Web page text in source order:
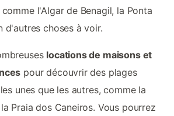
l'Algar de Benagil, la Ponta
d'autres choses à voir.
locations de maisons et
pour découvrir des plages
unes que les autres, comme la
Praia dos Caneiros. Vous pourrez